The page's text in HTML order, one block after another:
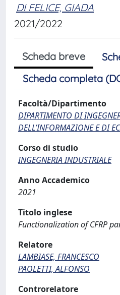
DI FELICE, GIADA
2021/2022
Scheda breve
Scheda completa
Facoltà/Dipartimento
DIPARTIMENTO DI
DELL’INFORMAZIONE E DI
Corso di studio
INGEGNERIA INDUSTRIALE
Anno Accademico
2021
Titolo inglese
Functionalization of CFRP
Relatore
LAMBIASE, FRANCESCO
PAOLETTI, ALFONSO
Controrelatore